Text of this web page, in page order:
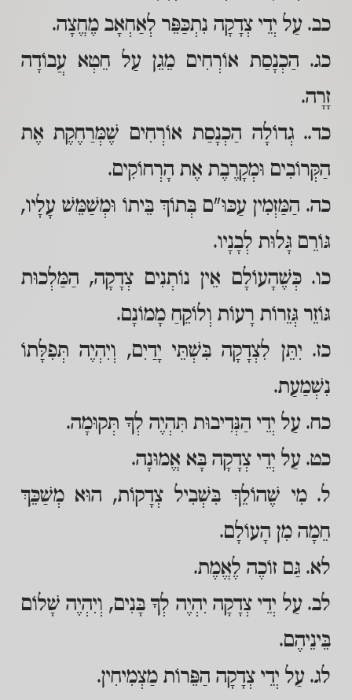
כב. עַל יְדֵי צְדָקָה נִתְכַּפֵּר לְאַחְאָב מֶחֱצָה.
כג. הַכְנָסַת אוֹרְחִים מֵגֵן עַל חֵטְא עֲבוֹדָה
זָרָה.
כד.. גְדוֹלָה הַכְנָסַת אוֹרְחִים שֶׁמְּרַחֶקֶת אֶת
הַקְּרוֹבִים וּמְקָרֶבֶת אֶת הָרְחוֹקִים.
כה. הַמַּזְמִין עַכּוּ"ם בְּתוֹךְ בֵּיתוֹ וּמְשַׁמֵּשׁ עָלָיו,
גּוֹרֵם גָּלוּת לְבָנָיו.
כו. כְּשֶׁהָעוֹלָם אֵין נוֹתְנִים צְדָקָה, הַמַּלְכוּת
גּוֹזֵר גְּזֵרוֹת רָעוֹת וְלוֹקֵחַ מָמוֹנָם.
כז. יִתֵּן לִצְדָקָה בִּשְׁתֵּי יָדַיִם, וְיִהְיֶה תְּפִלָּתוֹ
נִשְׁמַעַת.
כח. עַל יְדֵי הַנְּדִיבוּת תִּהְיֶה לְךָ תְּקוּמָה.
כט. עַל יְדֵי צְדָקָה בָּא אֱמוּנָה.
ל. מִי שֶׁהוֹלֵךְ בִּשְׁבִיל צְדָקוֹת, הוּא מְשַׁכֵּךְ
חֵמָה מִן הָעוֹלָם.
לא. גַּם זוֹכֶה לֶאֱמֶת.
לב. עַל יְדֵי צְדָקָה יִהְיֶה לְךָ בָּנִים, וְיִהְיֶה שָׁלוֹם
בֵּינֵיהֶם.
לג. עַל יְדֵי צְדָקָה הַפֵּרוֹת מַצְמִיחִין.